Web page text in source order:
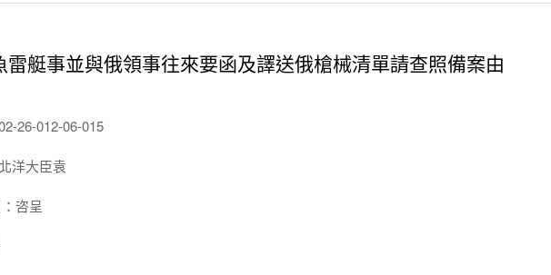
艇事並與俄領事往來要函及譯送俄槍械清單請查照備案由
26-012-06-015
洋大臣袁
咨呈